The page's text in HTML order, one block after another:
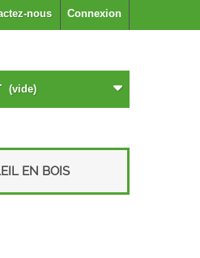
Connexion
nous
(vide)
EN BOIS